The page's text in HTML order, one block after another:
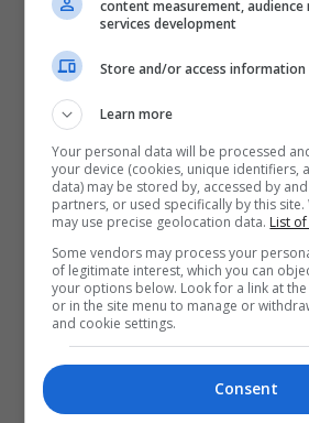
content measurement, audience
services development
Store and/or access information
Learn more
Your personal data will be processed
your device (cookies, unique identifiers,
data) may be stored by, accessed by
partners, or used specifically by this
may use precise geolocation data. List
Some vendors may process your
of legitimate interest, which you can
your options below. Look for a link at
or in the site menu to manage or
and cookie settings.
Consent